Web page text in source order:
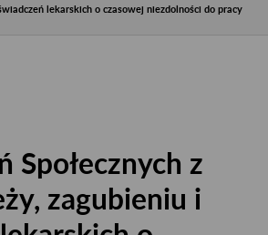
lekarskich o czasowej niezdolności do pracy
Społecznych z
zagubieniu i